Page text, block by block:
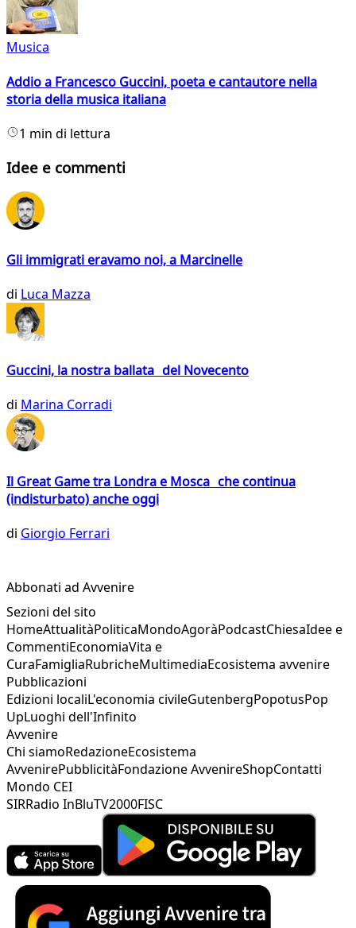
Musica
Addio a Francesco Guccini, poeta e cantautore nella
storia della musica italiana
1 min di lettura
Idee e commenti
Gli immigrati eravamo noi, a Marcinelle
di Luca Mazza
Guccini, la nostra ballata del Novecento
di Marina Corradi
Il Great Game tra Londra e Mosca che continua
(indisturbato) anche oggi
di Giorgio Ferrari
Abbonati ad Avvenire
Sezioni del sito
HomeAttualitàPoliticaMondoAgoràPodcastChiesaIdee e
CommentiEconomiaVita e
CuraFamigliaRubricheMultimediaEcosistema avvenire
Pubblicazioni
Edizioni localiL'economia civileGutenbergPopotusPop
UpLuoghi dell'Infinito
Avvenire
Chi siamoRedazioneEcosistema
AvvenirePubblicitàFondazione AvvenireShopContatti
Mondo CEI
SIRRadio InBluTV2000FISC